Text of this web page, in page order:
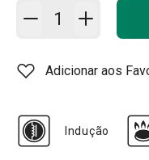
Adicionar ao
Adicionar aos
Indução